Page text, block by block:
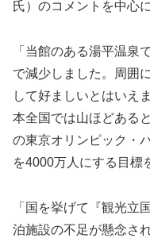
氏）のコメントを中心
「当館のある湯平温泉
で減少しました。周囲
して好ましいとはいえ
本全国では山ほどある
の東京オリンピック・
を4000万人にする目標
「国を挙げて『観光立
泊施設の不足が懸念さ